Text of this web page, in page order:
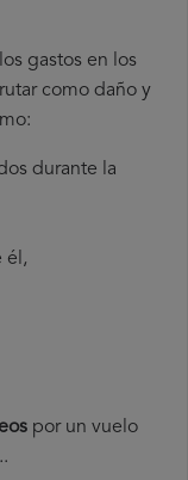
los gastos en los
como daño y
durante la
él,
por un vuelo